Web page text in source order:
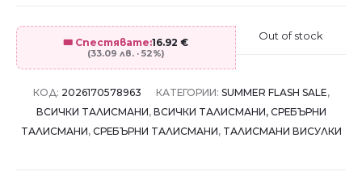
🎟️ Спестявате:16.92€
(33.09 лв. · 52%)
Out of stock
КОД: 2026170578963 КАТЕГОРИИ: SUMMER FLASH SALE,
ВСИЧКИ ТАЛИСМАНИ, ВСИЧКИ ТАЛИСМАНИ, СРЕБЪРНИ
ТАЛИСМАНИ, СРЕБЪРНИ ТАЛИСМАНИ, ТАЛИСМАНИ ВИСУЛКИ